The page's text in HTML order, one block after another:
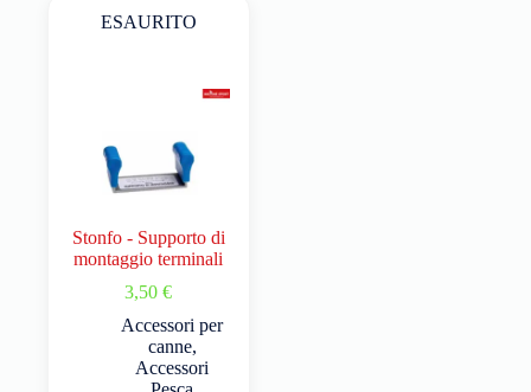
ESAURITO
Stonfo - Supporto di
montaggio terminali
3,50€
Accessori per
canne,
Accessori